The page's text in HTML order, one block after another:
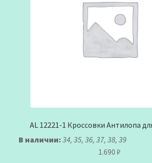
AL 12221-1 Кроссовки Антилопа
В наличии: 34, 35, 36, 37, 38, 39
1.690 ₽